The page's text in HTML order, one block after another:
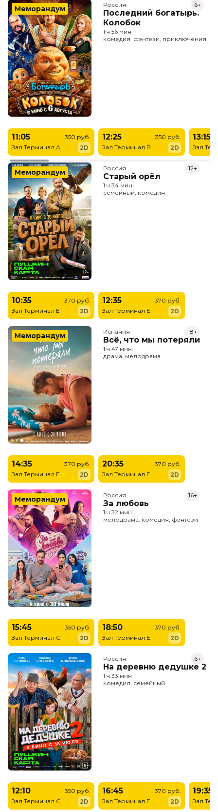
Меморандум Россия
Последний богатырь.
Колобок
6+
1 ч 56 мин
комедия, фэнтези, приключения
11:05
Зал Терминал A
350 руб.
2D
12:25
Зал Терминал B
350 руб.
2D
13:15
Зал
Меморандум Россия
Старый орёл
12+
1 ч 34 мин
семейный, комедия
10:35
Зал Терминал E
370 руб.
2D
12:35
Зал Терминал E
370 руб.
2D
Меморандум Испания
Всё, что мы потеряли
18+
1 ч 47 мин
драма, мелодрама
14:35
Зал Терминал E
370 руб.
2D
20:35
Зал Терминал E
370 руб.
2D
Меморандум Россия
За любовь
16+
1 ч 32 мин
мелодрама, комедия, фэнтези
15:45
Зал Терминал C
350 руб.
2D
18:50
Зал Терминал E
370 руб.
2D
Россия
На деревню дедушке 2
6+
1 ч 33 мин
комедия, семейный
12:10
Зал Терминал C
350 руб.
2D
16:45
Зал Терминал E
370 руб.
2D
19:35
Зал